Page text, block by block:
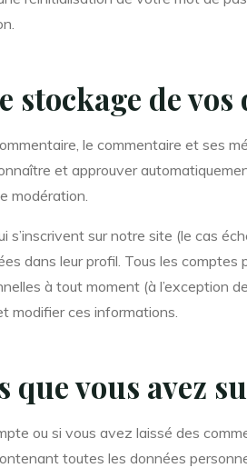
stockage de vos
le commentaire et ses
et approuver
modération.
s’inscrivent sur notre site (le cas
dans leur profil. Tous les comptes
à tout moment (à l’exception
modifier ces informations.
que vous avez
ou si vous avez laissé des
toutes les données